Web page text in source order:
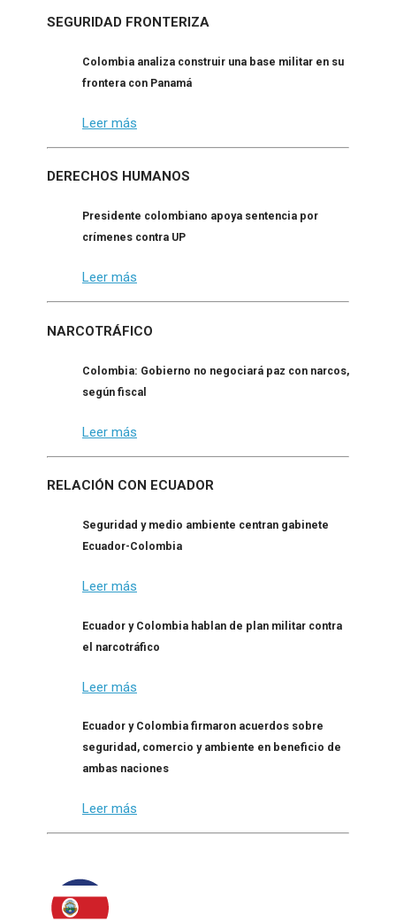
SEGURIDAD FRONTERIZA
Colombia analiza construir una base militar en su
frontera con Panamá
Leer más
DERECHOS HUMANOS
Presidente colombiano apoya sentencia por
crímenes contra UP
Leer más
NARCOTRÁFICO
Colombia: Gobierno no negociará paz con narcos,
según fiscal
Leer más
RELACIÓN CON ECUADOR
Seguridad y medio ambiente centran gabinete
Ecuador-Colombia
Leer más
Ecuador y Colombia hablan de plan militar contra
el narcotráfico
Leer más
Ecuador y Colombia firmaron acuerdos sobre
seguridad, comercio y ambiente en beneficio de
ambas naciones
Leer más